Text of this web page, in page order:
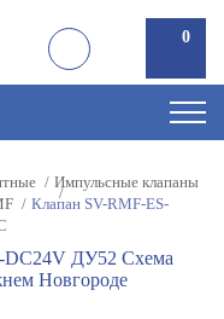
0
Импульсные клапаны
Клапан SV-RMF-ES-